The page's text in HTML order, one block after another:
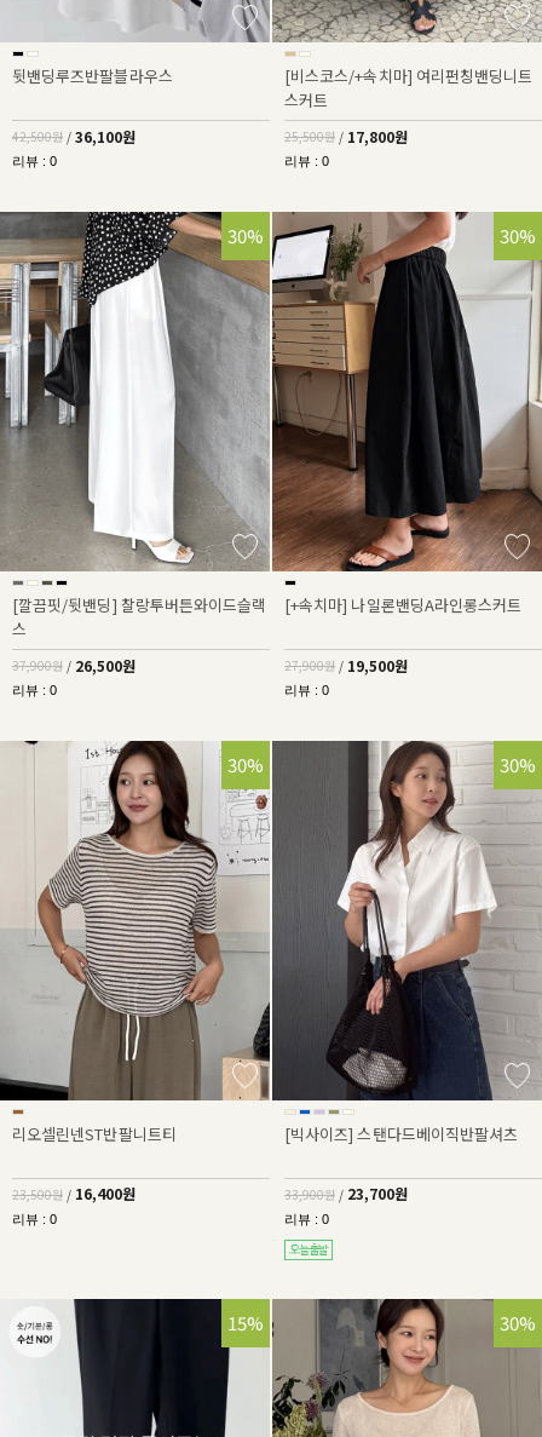
뒷밴딩루즈반팔블라우스
42,500원 / 36,100원
리뷰 : 0
[비스코스/+속치마] 여리펀칭밴딩니트
스커트
25,500원 / 17,800원
리뷰 : 0
30%
[깔끔핏/뒷밴딩] 찰랑투버튼와이드슬랙
스
37,900원 / 26,500원
리뷰 : 0
30%
[+속치마] 나일론밴딩A라인롱스커트
27,900원 / 19,500원
리뷰 : 0
30%
리오셀린넨ST반팔니트티
23,500원 / 16,400원
리뷰 : 0
30%
[빅사이즈] 스탠다드베이직반팔셔츠
33,900원 / 23,700원
리뷰 : 0
15% 30%